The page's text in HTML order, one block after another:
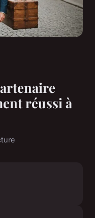
réussi à